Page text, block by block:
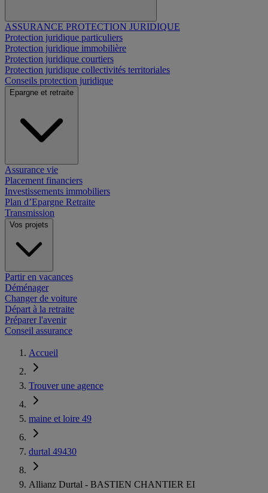
ASSURANCE PROTECTION JURIDIQUE
Protection juridique particuliers
Protection juridique immobilière
Protection juridique courtiers
Protection juridique collectivités territoriales
Conseils protection juridique
Epargne et retraite
Assurance vie
Placement financiers
Investissements immobiliers
Plan d’Epargne Retraite
Transmission
Vos projets
Partir en vacances
Déménager
Changer de voiture
Départ à la retraite
Préparer l'avenir
Conseil assurance
Accueil
Trouver une agence
maine et loire 49
durtal 49430
Allianz Durtal - BASTIEN CHANTIER EI